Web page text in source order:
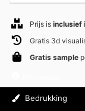
Prijs is inclusief
Gratis 3d
Gratis sample
Bedrukking